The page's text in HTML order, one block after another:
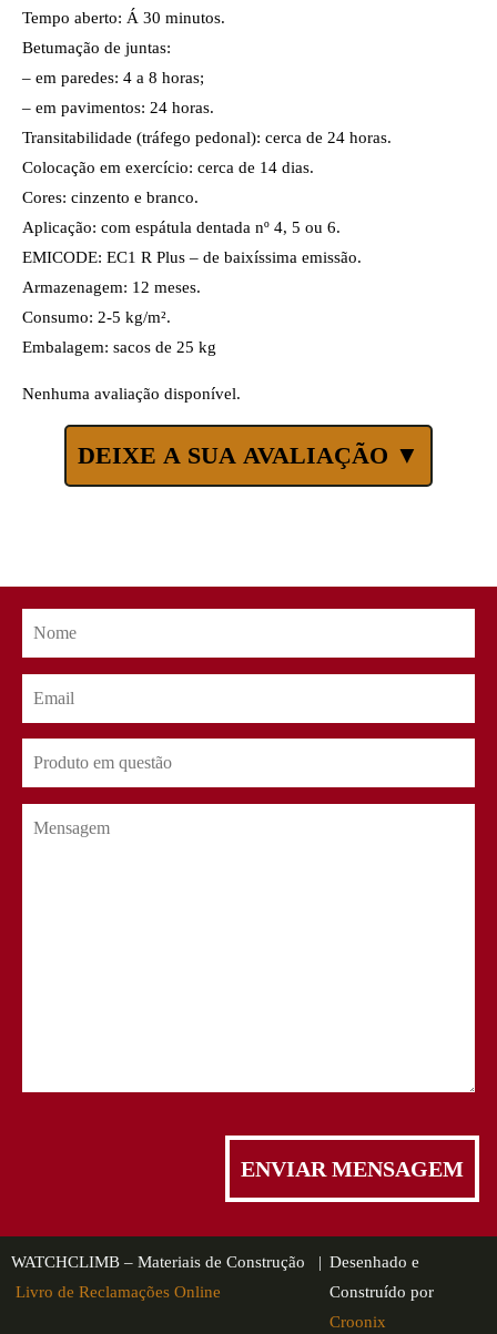
Tempo aberto: Á 30 minutos.
Betumação de juntas:
– em paredes: 4 a 8 horas;
– em pavimentos: 24 horas.
Transitabilidade (tráfego pedonal): cerca de 24 horas.
Colocação em exercício: cerca de 14 dias.
Cores: cinzento e branco.
Aplicação: com espátula dentada nº 4, 5 ou 6.
EMICODE: EC1 R Plus – de baixíssima emissão.
Armazenagem: 12 meses.
Consumo: 2-5 kg/m².
Embalagem: sacos de 25 kg
Nenhuma avaliação disponível.
DEIXE A SUA AVALIAÇÃO ▼
WATCHCLIMB – Materiais de Construção |
Livro de Reclamações Online
Desenhado e
Construído por
Croonix